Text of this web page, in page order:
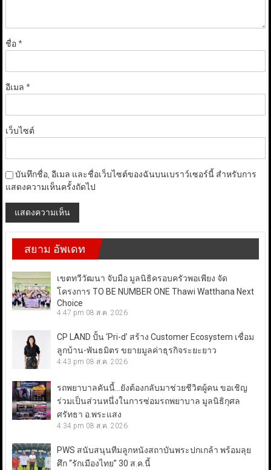
ชื่อ*
อีเมล *
เว็บไซต์
บันทึกชื่อ, อีเมล และชื่อเว็บไซต์ของฉันบนเบราว์เซอร์นี้ สำหรับการ
แสดงความเห็นครั้งถัดไป
สยาม อัพเดท
เขตทวีวัฒนา จับมือ มูลนิธิครอบครัวพอเพียง จัด
โครงการ TO BE NUMBER ONE Thawi Watthana Next
Choice
4:47 pm 08 ส.ค. 2026
CP LAND ปั้น ‘Pri-d’ สร้าง Customer Ecosystem เชื่อม
ลูกบ้าน-พันธมิตร ขยายมูลค่าธุรกิจระยะยาว
4:43 pm 08 ส.ค. 2026
รถพยาบาลคันนี้…ยังต้องกลับมาช่วยชีวิตผู้คน ขอเชิญ
ร่วมเป็นส่วนหนึ่งในการซ่อมรถพยาบาล มูลนิธิกุศล
ศรัทธา อ.พระแสง
4:34 pm 08 ส.ค. 2026
PWS สนับสนุนทีมลูกหนังสถาบันพระปกเกล้า พร้อมลุย
ศึก “รักเมืองไทย” 30 ส.ค.นี้